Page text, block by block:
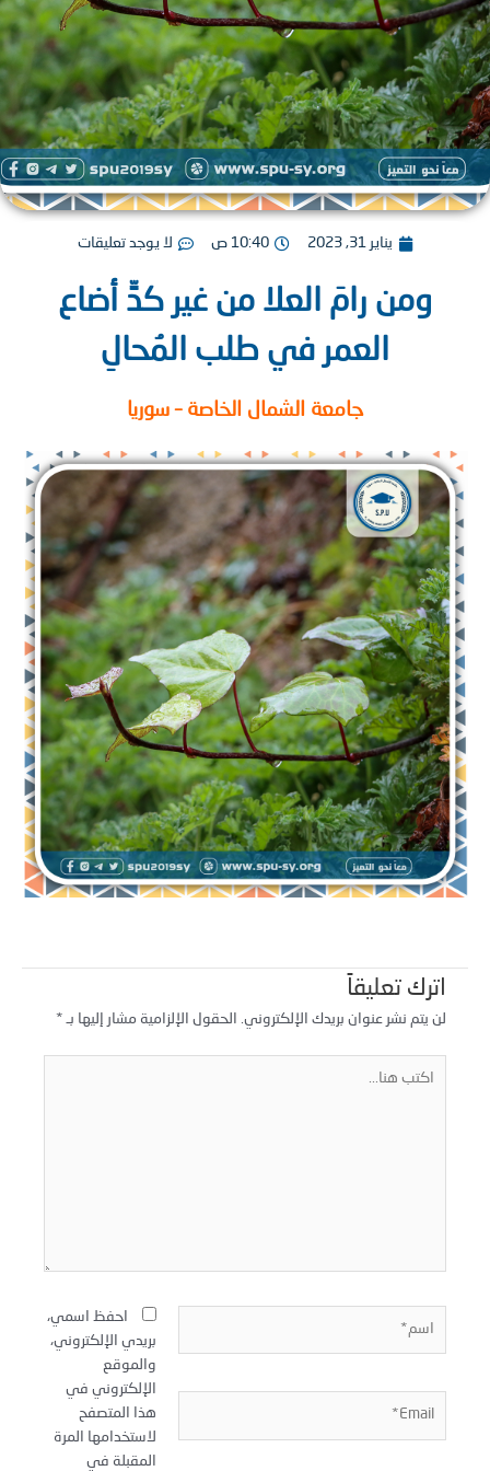
يناير 31, 2023 10:40 ص لا يوجد تعليقات
‏ومن رامَ العلا من غير كدٍّ أضاع
العمر في طلب المُحالِ
جامعة الشمال الخاصة – سوريا
اترك تعليقاً
لن يتم نشر عنوان بريدك الإلكتروني. الحقول الإلزامية مشار إليها بـ
احفظ اسمي،
بريدي الإلكتروني،
والموقع
الإلكتروني في
هذا المتصفح
لاستخدامها المرة
المقبلة في